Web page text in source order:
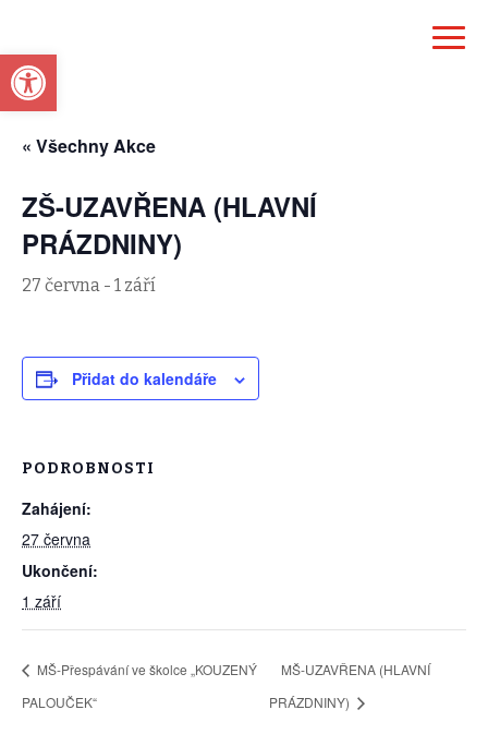
Open toolbar
« Všechny Akce
ZŠ-UZAVŘENA (HLAVNÍ
PRÁZDNINY)
27 června - 1 září
Přidat do kalendáře
PODROBNOSTI
Zahájení:
27 června
Ukončení:
1 září
MŠ-Přespávání ve školce „KOUZENÝ
PALOUČEK“
MŠ-UZAVŘENA (HLAVNÍ
PRÁZDNINY)